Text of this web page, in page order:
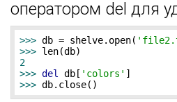
оператором del для
>>> db = shelve.open(
>>>
2
>>> del db[ 'colors'
>>> db.close()